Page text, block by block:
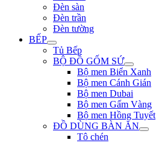
Đèn sàn
Đèn trần
Đèn tường
BẾP
Tủ Bếp
BỘ ĐỒ GỐM SỨ
Bộ men Biển Xanh
Bộ men Cánh Gián
Bộ men Dubai
Bộ men Gấm Vàng
Bộ men Hồng Tuyết
ĐỒ DÙNG BÀN ĂN
Tô chén